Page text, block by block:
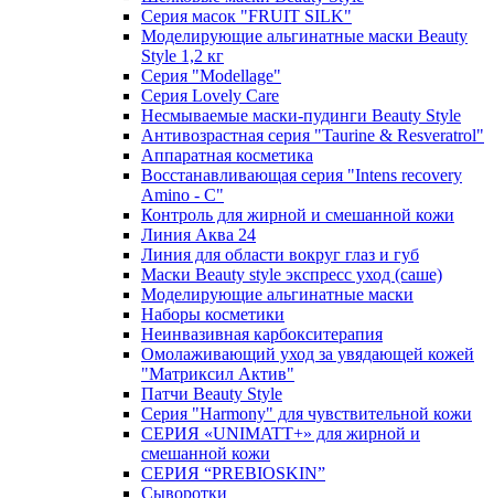
Серия масок "FRUIT SILK"
Моделирующие альгинатные маски Beauty
Style 1,2 кг
Серия "Modellage"
Cерия Lovely Care
Несмываемые маски-пудинги Beauty Style
Антивозрастная серия "Taurine & Resveratrol"
Аппаратная косметика
Восстанавливающая серия "Intens recovery
Amino - C"
Контроль для жирной и смешанной кожи
Линия Аква 24
Линия для области вокруг глаз и губ
Маски Beauty style экспресс уход (саше)
Моделирующие альгинатные маски
Наборы косметики
Неинвазивная карбокситерапия
Омолаживающий уход за увядающей кожей
"Матриксил Актив"
Патчи Beauty Style
Серия "Harmony" для чувствительной кожи
СЕРИЯ «UNIMATT+» для жирной и
смешанной кожи
СЕРИЯ “PREBIOSKIN”
Сыворотки